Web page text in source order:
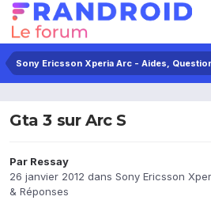
Gta 3 sur Arc S
Par Ressay
26 janvier 2012 dans Sony Ericsson
& Réponses